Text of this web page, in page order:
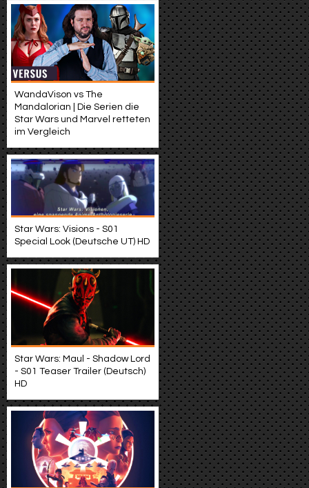
WandaVison vs The
Mandalorian | Die Serien die
Star Wars und Marvel retteten
im Vergleich
Star Wars: Visions - S01
Special Look (Deutsche UT) HD
Star Wars: Maul - Shadow Lord
- S01 Teaser Trailer (Deutsch)
HD